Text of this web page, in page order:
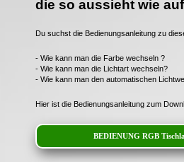
die so aussieht wie
Du suchst die Bedienungsanleitung zu
- Wie kann man die Farbe wechseln ?
- Wie kann man die Lichtart wechseln?
- Wie kann man den automatischen
Hier ist die Bedienungsanleitung zum
BEDIENUNG RGB